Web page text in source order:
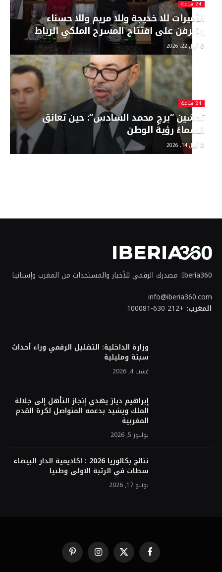
24 ساعة
الأميرات للا خديجة وللا مريم وللا حسناء
يشرفن على افتتاح المسرح الملكي الرباط
أبريل 22, 2026
24 ساعة
تدشين “برج محمد السادس”: حين تعانق
السماءُ رؤيةَ الوطن
أبريل 14, 2026
Iberia360: مصدرك الرقمي للأخبار والمستجدات من المغرب وإسبانيا
info@iberia360.com
المغرب: +212 630-100081
وزارة الداخلية: التضليل الرقمي وراء أحداث
سبتة ومليلية
غشت 4, 2026
إبراهيم دياز يهدي إنجاز التأهل إلى جلالة
الملك ويشيد بدعمه المتواصل لكرة القدم
المغربية
يوليوز 5, 2026
نتائج بكالوريا 2026 : اكاديمية الدار البيضاء
سطات في الرتبة الاولى وطنيا
يونيو 17, 2026
Facebook
X
(Twitter)
Instagram
Pinterest